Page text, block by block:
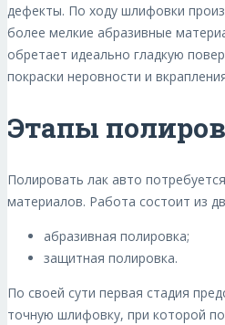
дефекты. По ходу шлифовки
более мелкие абразивные
обретает идеально гладкую
покраски неровности и
Этапы
Полировать лак авто
материалов. Работа состоит из
абразивная полировка;
защитная полировка.
По своей сути первая стадия
точную шлифовку, при которой